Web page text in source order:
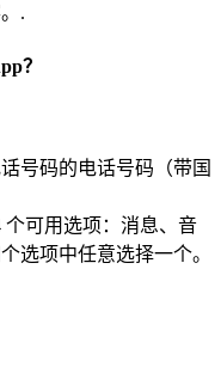
.
？
号码的电话号码（带国
可用选项：消息、音
选项中任意选择一个。